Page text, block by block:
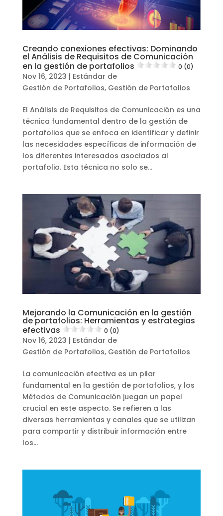
Creando conexiones efectivas: Dominando
el Análisis de Requisitos de Comunicación
en la gestión de portafolios
0 (0)
Nov 16, 2023 | Estándar de
Gestión de Portafolios, Gestión de Portafolios
El Análisis de Requisitos de Comunicación es una
técnica fundamental dentro de la gestión de
portafolios que se enfoca en identificar y definir
las necesidades específicas de información de
los diferentes interesados asociados al
portafolio. Esta técnica no solo se...
Mejorando la Comunicación en la gestión
de portafolios: Herramientas y estrategias
efectivas
0 (0)
Nov 16, 2023 | Estándar de
Gestión de Portafolios, Gestión de Portafolios
La comunicación efectiva es un pilar
fundamental en la gestión de portafolios, y los
Métodos de Comunicación juegan un papel
crucial en este aspecto. Se refieren a las
diversas herramientas y canales que se utilizan
para compartir y distribuir información entre
los...